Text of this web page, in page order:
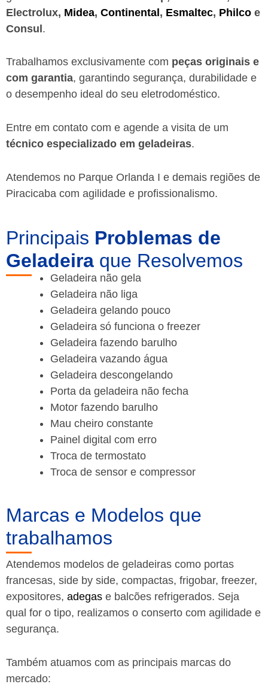
Electrolux, Midea, Continental, Esmaltec, Philco e
Consul.
Trabalhamos exclusivamente com peças originais e
com garantia, garantindo segurança, durabilidade e
o desempenho ideal do seu eletrodoméstico.
Entre em contato com e agende a visita de um
técnico especializado em geladeiras.
Atendemos no Parque Orlanda I e demais regiões de
Piracicaba com agilidade e profissionalismo.
Principais Problemas de
Geladeira que Resolvemos
Geladeira não gela
Geladeira não liga
Geladeira gelando pouco
Geladeira só funciona o freezer
Geladeira fazendo barulho
Geladeira vazando água
Geladeira descongelando
Porta da geladeira não fecha
Motor fazendo barulho
Mau cheiro constante
Painel digital com erro
Troca de termostato
Troca de sensor e compressor
Marcas e Modelos que
trabalhamos
Atendemos modelos de geladeiras como portas
francesas, side by side, compactas, frigobar, freezer,
expositores, adegas e balcões refrigerados. Seja
qual for o tipo, realizamos o conserto com agilidade e
segurança.
Também atuamos com as principais marcas do
mercado: